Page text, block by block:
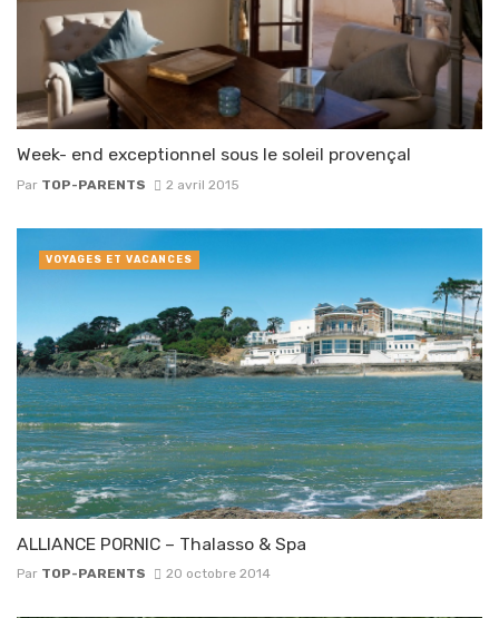
Week- end exceptionnel sous le soleil provençal
Par TOP-PARENTS 2 avril 2015
ALLIANCE PORNIC – Thalasso & Spa
Par TOP-PARENTS 20 octobre 2014
VOYAGES ET VACANCES